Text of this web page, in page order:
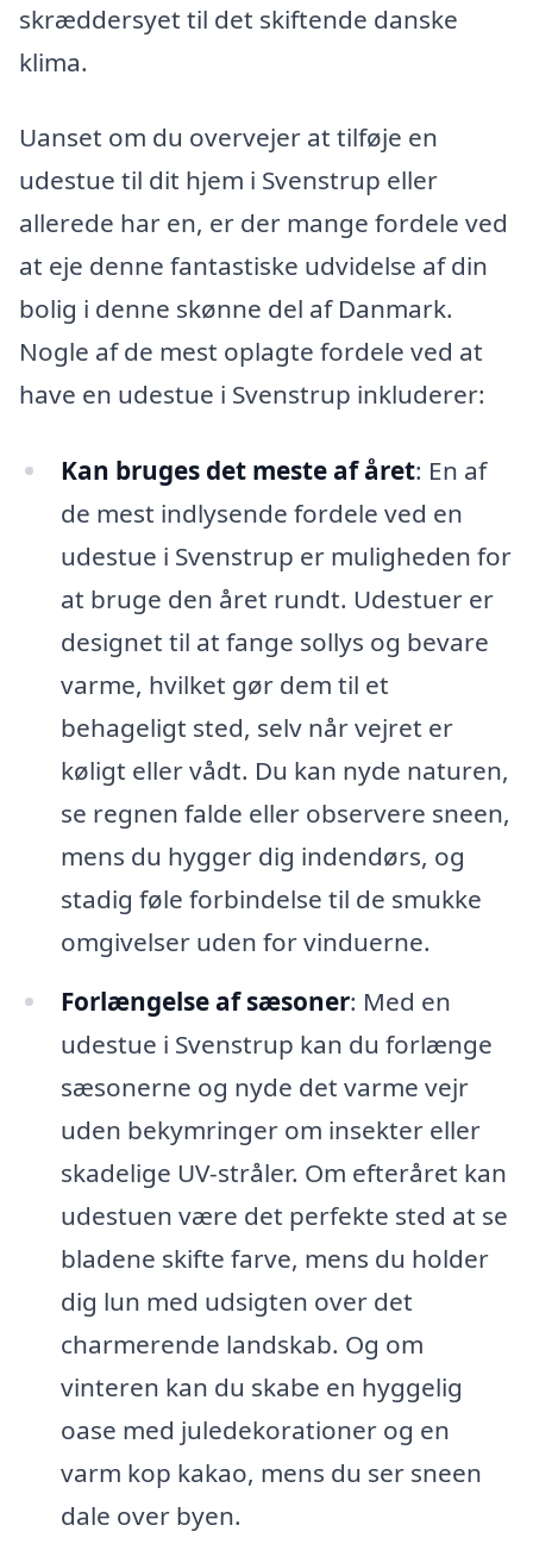
skræddersyet til det skiftende danske
klima.
Uanset om du overvejer at tilføje en
udestue til dit hjem i Svenstrup eller
allerede har en, er der mange fordele ved
at eje denne fantastiske udvidelse af din
bolig i denne skønne del af Danmark.
Nogle af de mest oplagte fordele ved at
have en udestue i Svenstrup inkluderer:
Kan bruges det meste af året: En af
de mest indlysende fordele ved en
udestue i Svenstrup er muligheden for
at bruge den året rundt. Udestuer er
designet til at fange sollys og bevare
varme, hvilket gør dem til et
behageligt sted, selv når vejret er
køligt eller vådt. Du kan nyde naturen,
se regnen falde eller observere sneen,
mens du hygger dig indendørs, og
stadig føle forbindelse til de smukke
omgivelser uden for vinduerne.
Forlængelse af sæsoner: Med en
udestue i Svenstrup kan du forlænge
sæsonerne og nyde det varme vejr
uden bekymringer om insekter eller
skadelige UV-stråler. Om efteråret kan
udestuen være det perfekte sted at se
bladene skifte farve, mens du holder
dig lun med udsigten over det
charmerende landskab. Og om
vinteren kan du skabe en hyggelig
oase med juledekorationer og en
varm kop kakao, mens du ser sneen
dale over byen.